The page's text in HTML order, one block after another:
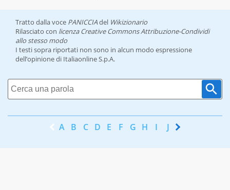
Tratto dalla voce PANICCIAdel Wikizionario
Rilasciato con licenza Creative Commons Attribuzione-Condividi
allo stesso modo
I testi sopra riportati non sono in alcun modo espressione
dell’opinione di Italiaonline S.p.A.
A B C D E F G H I J K